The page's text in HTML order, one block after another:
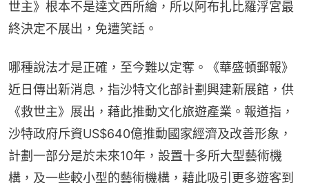
世主》根本不是達文西所繪，所以阿布扎比羅浮宮最
終決定不展出，免遭笑話。
哪種說法才是正確，至今難以定奪。《華盛頓郵報》
近日傳出新消息，指沙特文化部計劃興建新展館，供
《救世主》展出，藉此推動文化旅遊產業。報道指，
沙特政府斥資US$640億推動國家經濟及改善形象，
計劃一部分是於未來10年，設置十多所大型藝術機
構，及一些較小型的藝術機構，藉此吸引更多遊客到